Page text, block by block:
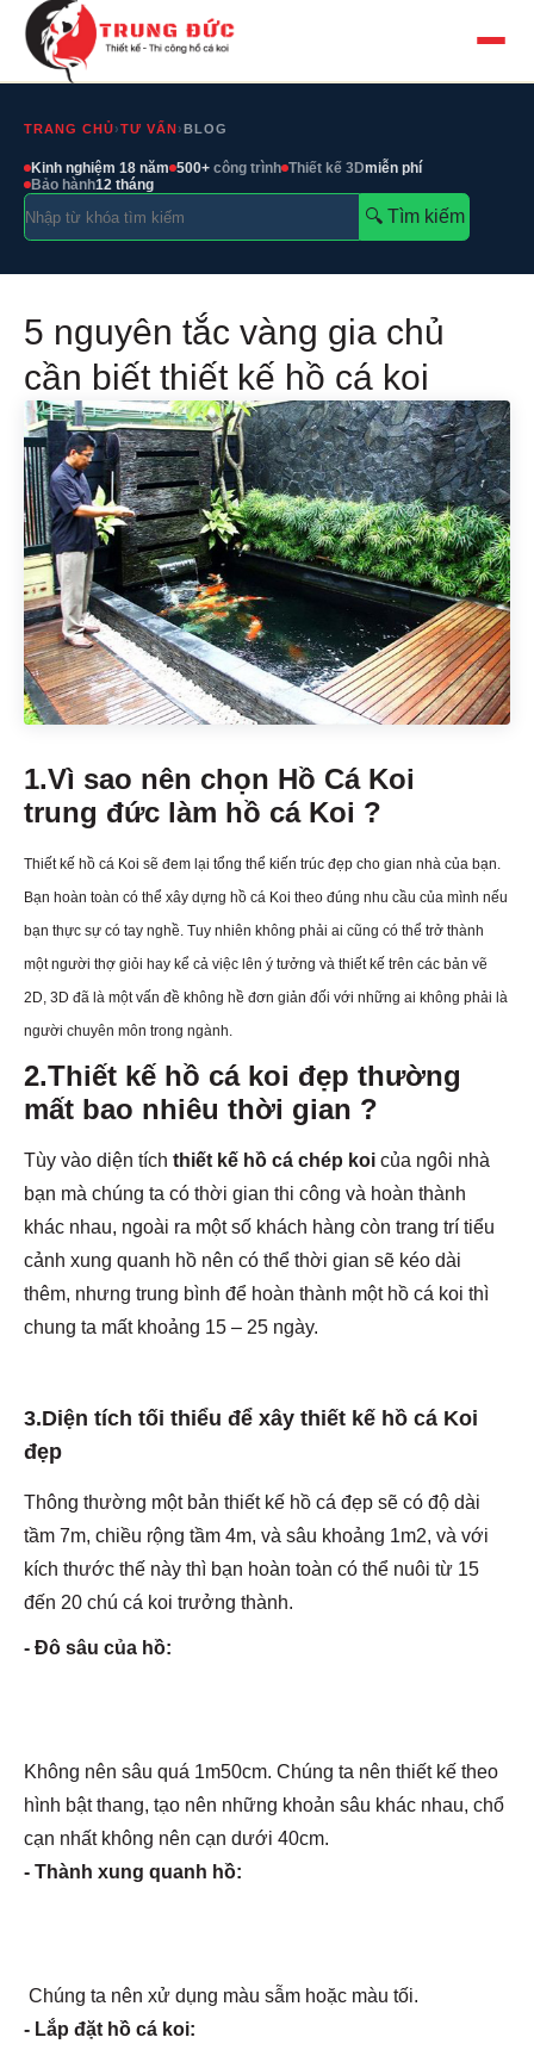
TRANG CHỦ›TƯ VẤN›BLOG
Kinh nghiệm 18 năm 500+ công trình Thiết kế 3Dmiễn phí
Bảo hành12 tháng
🔍︎ Tìm kiếm
5 nguyên tắc vàng gia chủ
cần biết thiết kế hồ cá koi
1.Vì sao nên chọn Hồ Cá Koi
trung đức làm hồ cá Koi ?
Thiết kế hồ cá Koi sẽ đem lại tổng thể kiến trúc đẹp cho gian nhà của bạn.
Bạn hoàn toàn có thể xây dựng hồ cá Koi theo đúng nhu cầu của mình nếu
bạn thực sự có tay nghề. Tuy nhiên không phải ai cũng có thể trở thành
một người thợ giỏi hay kể cả việc lên ý tưởng và thiết kế trên các bản vẽ
2D, 3D đã là một vấn đề không hề đơn giản đối với những ai không phải là
người chuyên môn trong ngành.
2.Thiết kế hồ cá koi đẹp thường
mất bao nhiêu thời gian ?
Tùy vào diện tích thiết kế hồ cá chép koi của ngôi nhà
bạn mà chúng ta có thời gian thi công và hoàn thành
khác nhau, ngoài ra một số khách hàng còn trang trí tiểu
cảnh xung quanh hồ nên có thể thời gian sẽ kéo dài
thêm, nhưng trung bình để hoàn thành một hồ cá koi thì
chung ta mất khoảng 15 – 25 ngày.
3.Diện tích tối thiểu để xây thiết kế hồ cá Koi
đẹp
Thông thường một bản thiết kế hồ cá đẹp sẽ có độ dài
tầm 7m, chiều rộng tầm 4m, và sâu khoảng 1m2, và với
kích thước thế này thì bạn hoàn toàn có thể nuôi từ 15
đến 20 chú cá koi trưởng thành.
- Đô sâu của hồ:
Không nên sâu quá 1m50cm. Chúng ta nên thiết kế theo
hình bật thang, tạo nên những khoản sâu khác nhau, chổ
cạn nhất không nên cạn dưới 40cm.
- Thành xung quanh hồ:
Chúng ta nên xử dụng màu sẫm hoặc màu tối.
- Lắp đặt hồ cá koi: